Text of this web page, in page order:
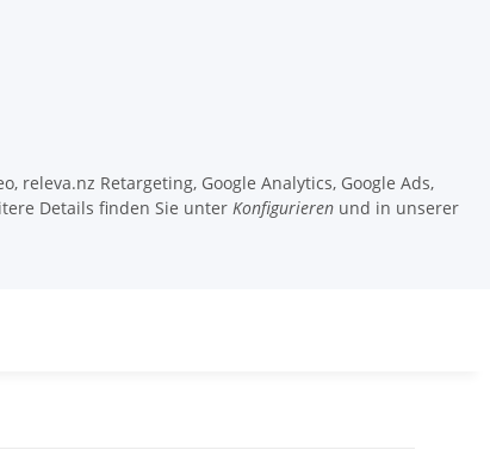
releva.nz Retargeting, Google Analytics, Google Ads,
Details finden Sie unter Konfigurieren und in unserer